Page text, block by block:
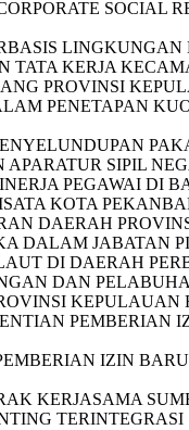
SOCIAL
LINGKUNGAN
TATA KERJA
PROVINSI
PENETAPAN
SIPIL
PEGAWAI DI
KOTA
DAERAH
DALAM JABATAN
DI DAERAH
DAN
KEPULAUAN
PEMBERIAN
IZIN
KERJASAMA
TERINTEGRASI